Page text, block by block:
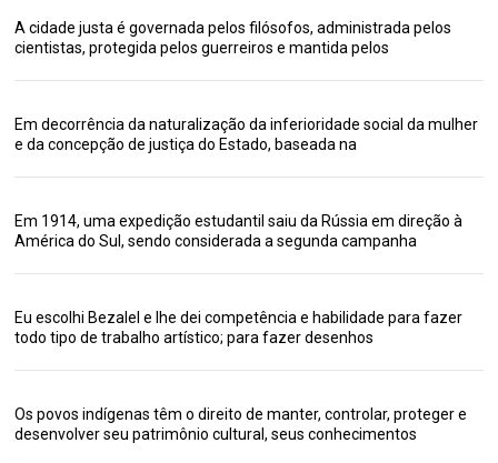
A cidade justa é governada pelos filósofos, administrada pelos
cientistas, protegida pelos guerreiros e mantida pelos
Em decorrência da naturalização da inferioridade social da mulher
e da concepção de justiça do Estado, baseada na
Em 1914, uma expedição estudantil saiu da Rússia em direção à
América do Sul, sendo considerada a segunda campanha
Eu escolhi Bezalel e lhe dei competência e habilidade para fazer
todo tipo de trabalho artístico; para fazer desenhos
Os povos indígenas têm o direito de manter, controlar, proteger e
desenvolver seu patrimônio cultural, seus conhecimentos